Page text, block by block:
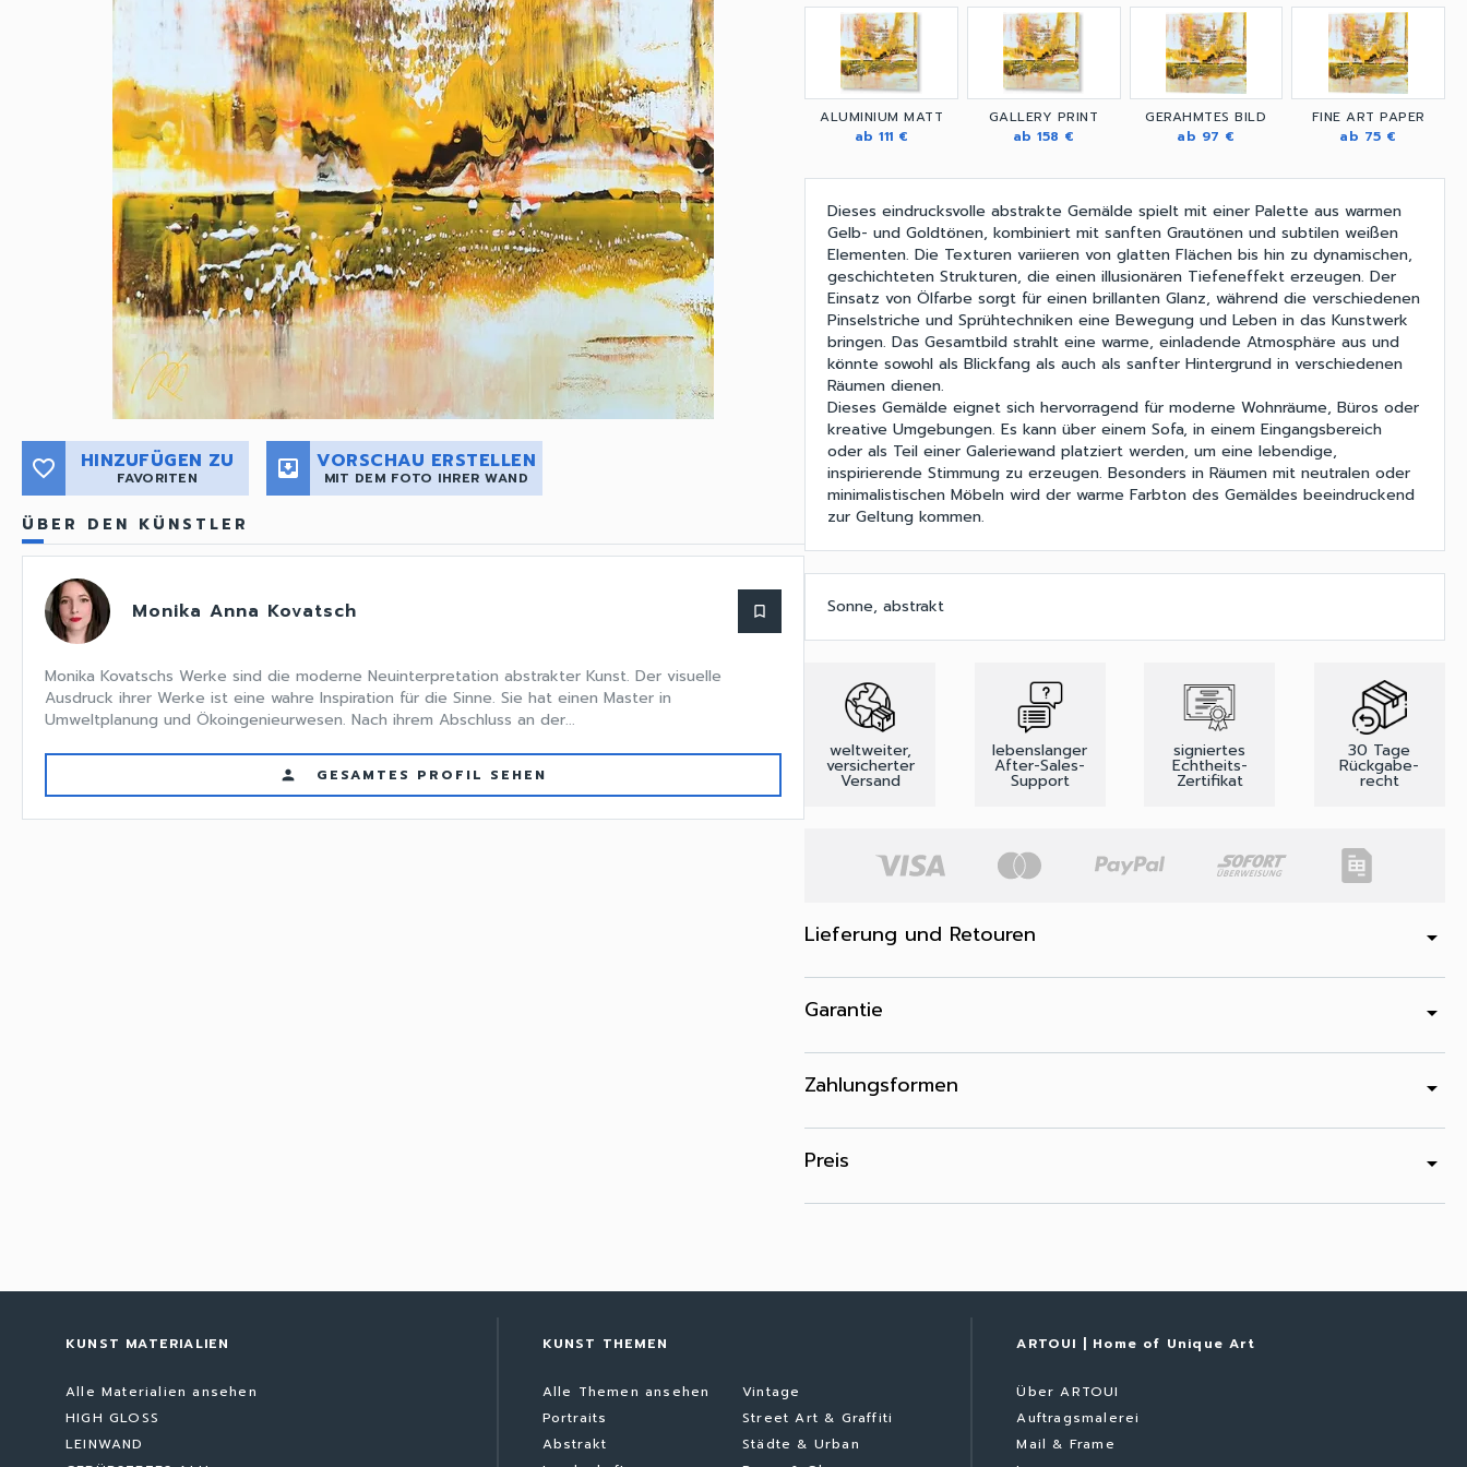
favorite_border HINZUFÜGEN ZU
FAVORITEN move_to_inbox VORSCHAU ERSTELLEN
MIT DEM FOTO IHRER WAND
ÜBER DEN KÜNSTLER
Monika Anna Kovatsch bookmark_border
Monika Kovatschs Werke sind die moderne Neuinterpretation abstrakter Kunst. Der visuelle
Ausdruck ihrer Werke ist eine wahre Inspiration für die Sinne. Sie hat einen Master in
Umweltplanung und Ökoingenieurwesen. Nach ihrem Abschluss an der...
person GESAMTES PROFIL SEHEN
ALUMINIUM MATT
ab 111 €
GALLERY PRINT
ab 158 €
GERAHMTES BILD
ab 97 €
FINE ART PAPER
ab 75 €
Dieses eindrucksvolle abstrakte Gemälde spielt mit einer Palette aus warmen
Gelb- und Goldtönen, kombiniert mit sanften Grautönen und subtilen weißen
Elementen. Die Texturen variieren von glatten Flächen bis hin zu dynamischen,
geschichteten Strukturen, die einen illusionären Tiefeneffekt erzeugen. Der
Einsatz von Ölfarbe sorgt für einen brillanten Glanz, während die verschiedenen
Pinselstriche und Sprühtechniken eine Bewegung und Leben in das Kunstwerk
bringen. Das Gesamtbild strahlt eine warme, einladende Atmosphäre aus und
könnte sowohl als Blickfang als auch als sanfter Hintergrund in verschiedenen
Räumen dienen.
Dieses Gemälde eignet sich hervorragend für moderne Wohnräume, Büros oder
kreative Umgebungen. Es kann über einem Sofa, in einem Eingangsbereich
oder als Teil einer Galeriewand platziert werden, um eine lebendige,
inspirierende Stimmung zu erzeugen. Besonders in Räumen mit neutralen oder
minimalistischen Möbeln wird der warme Farbton des Gemäldes beeindruckend
zur Geltung kommen.
Sonne, abstrakt
weltweiter,
versicherter
Versand
lebenslanger
After-Sales-
Support
signiertes
Echtheits-
Zertifikat
30 Tage
Rückgabe-
recht
Lieferung und Retouren arrow_drop_down
Garantie arrow_drop_down
Zahlungsformen arrow_drop_down
Preis arrow_drop_down
KUNST MATERIALIEN
Alle Materialien ansehen
HIGH GLOSS
LEINWAND
KUNST THEMEN
Alle Themen ansehen
Portraits
Abstrakt
Vintage
Street Art & Graffiti
Städte & Urban
ARTOUI | Home of Unique Art
Über ARTOUI
Auftragsmalerei
Mail & Frame